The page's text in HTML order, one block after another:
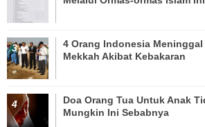
4 Orang Indonesia
Mekkah Akibat Kebakaran
Doa Orang Tua Untuk Anak
Mungkin Ini Sebabnya